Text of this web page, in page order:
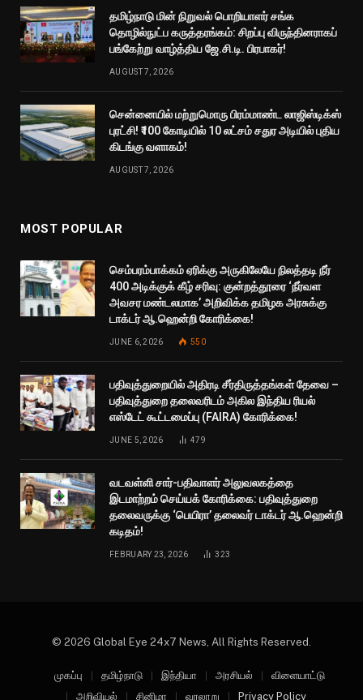
தமிழ்நாடு மின் நிறுவல் பொறியாளர் சங்க
தொழில்நுட்ப கருத்தரங்கம்: சிறப்பு விருந்தினராகப்
பங்கேற்று வாழ்த்திய ஜே.சி.டி. பிரபாகர்!
AUGUST 7, 2026
சென்னையில் மற்றுமொரு பிரம்மாண்ட லாஜிஸ்டிக்ஸ்
புரட்சி! ₹100 கோடியில் 10 லட்சம் சதுர அடியில் புதிய
கிடங்கு வளாகம்!
AUGUST 7, 2026
MOST POPULAR
செம்பரம்பாக்கம் ஏரிக்கு அருகிலேயே நிலத்தடி நீர்
400 அடிக்குக் கீழ் சரிவு: குன்றத்தூரை ‘நீர்வள
அவசர மண்டலமாக’ அறிவிக்க தமிழக அரசுக்கு
டாக்டர் ஆ.ஹென்றி கோரிக்கை!
JUNE 6, 2026 550
பதிவுத்துறையில் அதிரடி சீர்திருத்தங்கள் தேவை –
பதிவுத்துறை தலைவரிடம் அகில இந்திய ரியல்
எஸ்டேட் கூட்டமைப்பு (FAIRA) கோரிக்கை!
JUNE 5, 2026 479
வடவள்ளி சார்-பதிவாளர் அலுவலகத்தை
இடமாற்றம் செய்யக் கோரிக்கை: பதிவுத்துறை
தலைவருக்கு ‘பெயிரா’ தலைவர் டாக்டர் ஆ.ஹென்றி
கடிதம்!
FEBRUARY 23, 2026 323
© 2026 Global Eye 24x7 News, All Rights Reserved.
முகப்பு தமிழ்நாடு இந்தியா அரசியல்
விளையாட்டு
அறிவியல்
சினிமா வரலாறு Privacy Policy